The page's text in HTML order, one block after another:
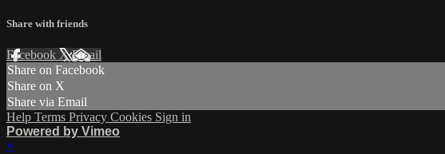
Share with friends
Facebook XEmail
Share on Facebook
Share on X
Share via Email
Help Terms Privacy Cookies Sign in
Powered by Vimeo
×